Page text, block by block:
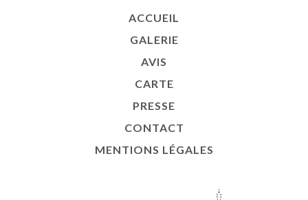
ACCUEIL
GALERIE
AVIS
CARTE
PRESSE
CONTACT
MENTIONS LÉGALES